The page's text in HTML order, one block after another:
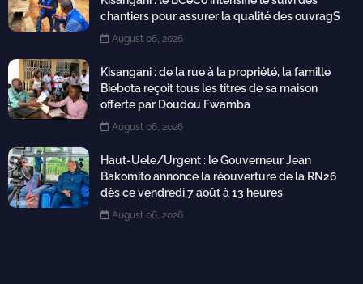
chantiers pour assurer la qualité des ouvragS
August 06, 2026
Kisangani : de la rue à la propriété, la famille
Biebota reçoit tous les titres de sa maison
offerte par Doudou Fwamba
August 06, 2026
Haut-Uele/Urgent : le Gouverneur Jean
Bakomito annonce la réouverture de la RN26
dès ce vendredi 7 août à 13 heures
August 06, 2026